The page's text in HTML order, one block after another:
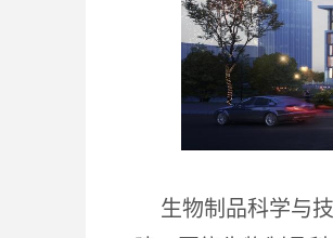
生物制品科学与